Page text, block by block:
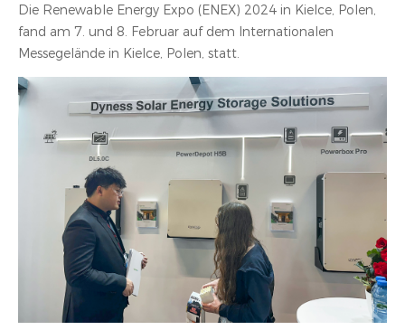
Die Renewable Energy Expo (ENEX) 2024 in Kielce, Polen,
fand am 7. und 8. Februar auf dem Internationalen
Messegelände in Kielce, Polen, statt.